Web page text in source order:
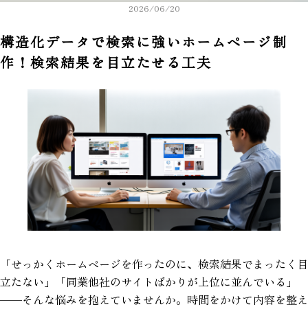
2026/06/20
構造化データで検索に強いホームページ制
作！検索結果を目立たせる工夫
「せっかくホームページを作ったのに、検索結果でまったく目
立たない」「同業他社のサイトばかりが上位に並んでいる」
——そんな悩みを抱えていませんか。時間をかけて内容を整え